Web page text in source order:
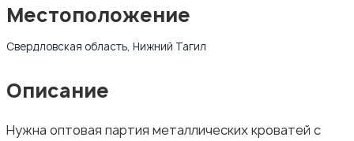
Местоположение
Свердловская область, Нижний Тагил
Описание
Нужна оптовая партия металлических кроватей с